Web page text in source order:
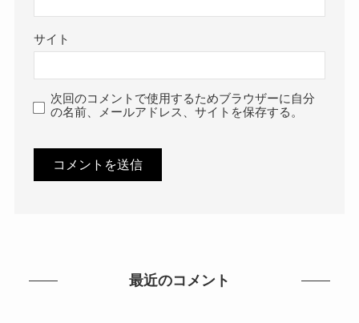
サイト
次回のコメントで使用するためブラウザーに自分
の名前、メールアドレス、サイトを保存する。
最近のコメント